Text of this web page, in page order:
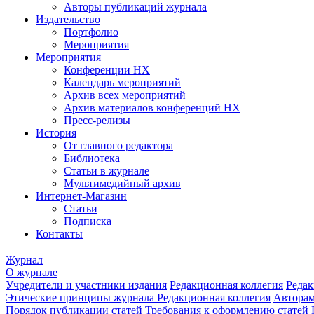
Авторы публикаций журнала
Издательство
Портфолио
Мероприятия
Мероприятия
Конференции НХ
Календарь мероприятий
Архив всех мероприятий
Архив материалов конференций НХ
Пресс-релизы
История
От главного редактора
Библиотека
Статьи в журнале
Мультимедийный архив
Интернет-Магазин
Статьи
Подписка
Контакты
Журнал
О журнале
Учредители и участники издания Редакционная коллегия
Этические принципы журнала Редакционная коллегия
Порядок публикации статей Требования к оформлению статей